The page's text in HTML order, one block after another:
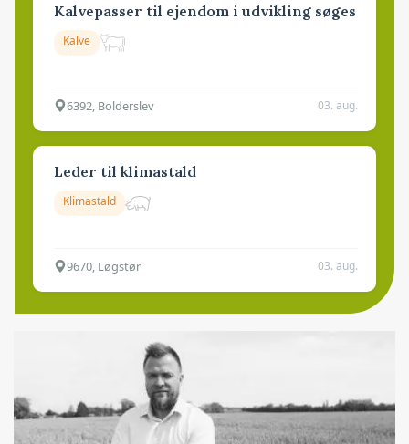
Kalvepasser til ejendom i udvikling søges
Kalve
6392, Bolderslev 03. aug.
Leder til klimastald
Klimastald
9670, Løgstør 03. aug.